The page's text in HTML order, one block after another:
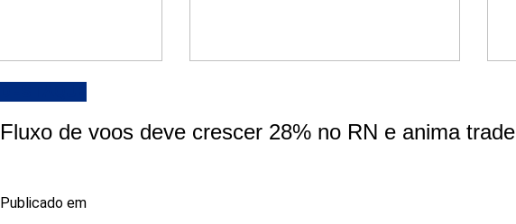
Fluxo de voos deve crescer 28% no RN e anima trade
Publicado em